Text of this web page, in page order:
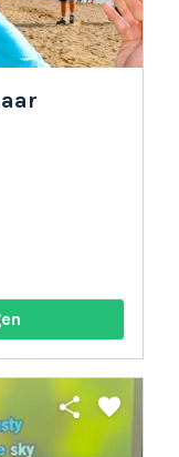
share favorite